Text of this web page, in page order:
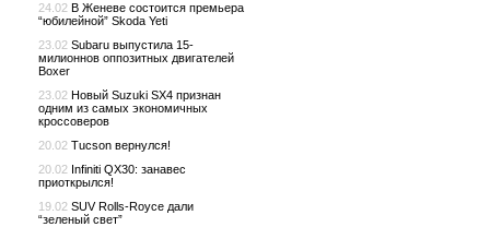
24.02 В Женеве состоится премьера
“юбилейной” Skoda Yeti
23.02 Subaru выпустила 15-
милионнов оппозитных двигателей
Boxer
23.02 Новый Suzuki SX4 признан
одним из самых экономичных
кроссоверов
20.02 Tucson вернулся!
20.02 Infiniti QX30: занавес
приоткрылся!
19.02 SUV Rolls-Royce дали
“зеленый свет”